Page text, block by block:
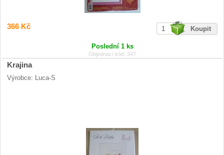
366 Kč
Poslední 1 ks
Objednací kód: 347
Krajina
Výrobce: Luca-S